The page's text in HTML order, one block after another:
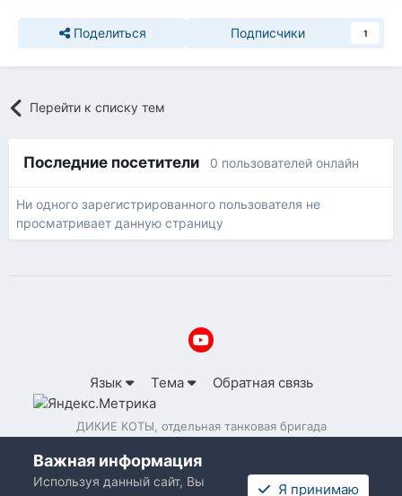
Поделиться Подписчики 1
Перейти к списку тем
Последние посетители 0 пользователей онлайн
Ни одного зарегистрированного пользователя не
просматривает данную страницу
Язык Тема Обратная связь
ДИКИЕ КОТЫ, отдельная танковая бригада
Важная информация
Используя данный сайт, Вы
Я принимаю